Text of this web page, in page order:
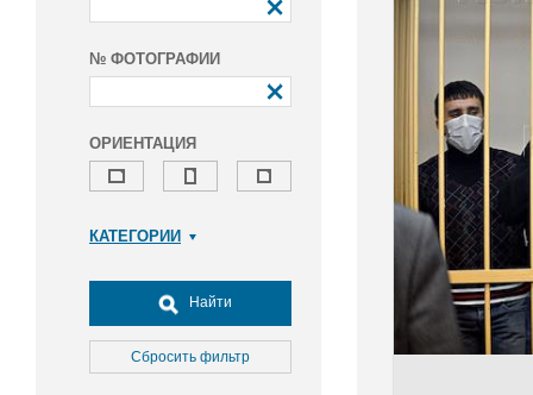
№ ФОТОГРАФИИ
ОРИЕНТАЦИЯ
КАТЕГОРИИ
Досуг, туризм и отдых
Культура
Медицина
Найти
Сбросить фильтр